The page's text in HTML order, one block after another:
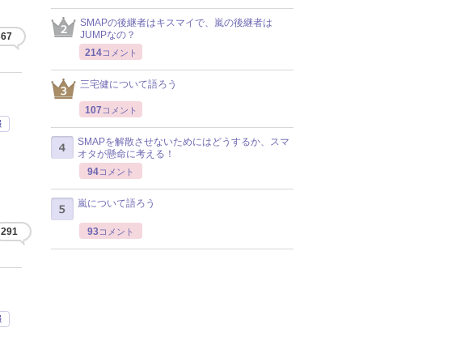
291
SMAPの後継者はキスマイで、嵐の後継者は
JUMPなの？
214コメント
三宅健について語ろう
107 コメント
SMAPを解散させないためにはどうするか、スマ
オタが懸命に考える！
94コメント
嵐について語ろう
93コメント